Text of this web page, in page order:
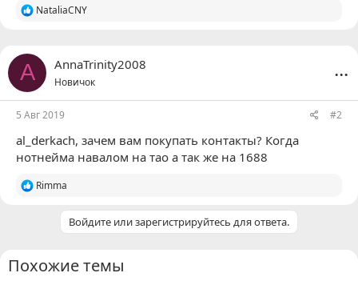
Р
ц
и
:
NataliaCNY
A AnnaTrinity2008
Новичок
...
5 Авг 2019 #2
al_derkach, зачем вам покупать контакты? Когда
нотнейма навалом на тао а так же на 1688
Р
и
:
Rimma
Войдите или зарегистрируйтесь для ответа.
Похожие темы